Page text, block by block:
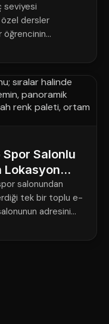
seviyesi
özel dersler
öğrencinin
uygun
Salonlu
Lokasyon
salonundan
tek bir toplu e-
adresini